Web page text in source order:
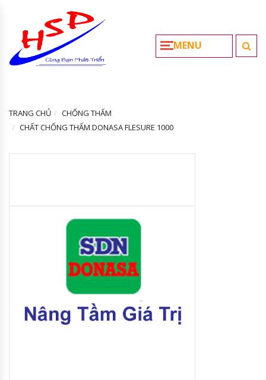
MENU
TRANG CHỦ
CHỐNG THẤM
CHẤT CHỐNG THẤM DONASA FLESURE 1000